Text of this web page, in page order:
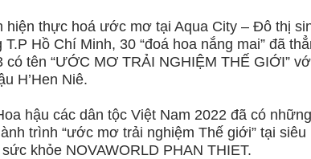
hiện thực hoá ước mơ tại Aqua City – Đô thị
Hồ Chí Minh, 30 “đoá hoa nắng mai” đã
tên “ƯỚC MƠ TRẢI NGHIỆM THẾ GIỚI”
H’Hen Niê.
hậu các dân tộc Việt Nam 2022 đã có những
trình “ước mơ trải nghiệm Thế giới” tại siêu
khỏe NOVAWORLD PHAN THIET.